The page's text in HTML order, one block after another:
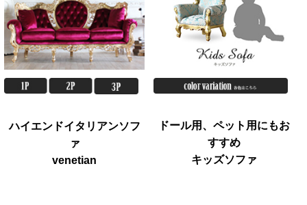
ハイエンドイタリアンソフ
ァ
venetian
ドール用、ペット用にもお
すすめ
キッズソファ